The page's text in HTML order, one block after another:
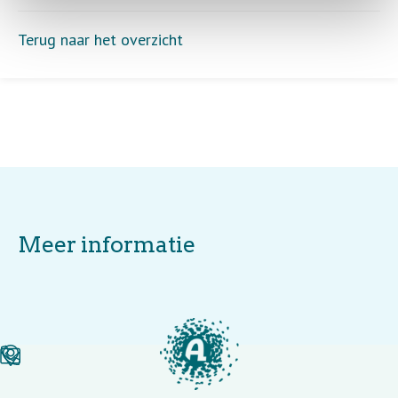
Terug naar het overzicht
Meer informatie